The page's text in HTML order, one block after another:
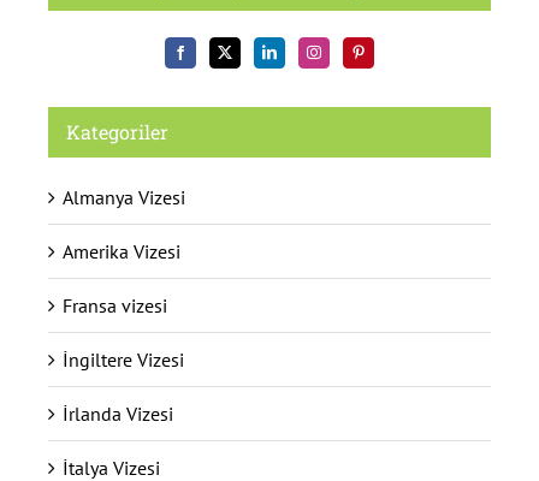
Kategoriler
Almanya Vizesi
Amerika Vizesi
Fransa vizesi
İngiltere Vizesi
İrlanda Vizesi
İtalya Vizesi